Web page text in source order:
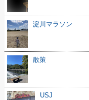
淀川マラソン
散策
USJ